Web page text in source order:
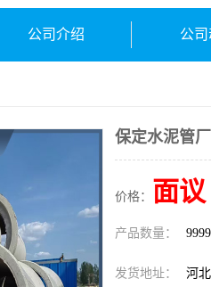
公司介绍 公
保定水泥管
价格： 面议
产品数量：
发货地址： 河